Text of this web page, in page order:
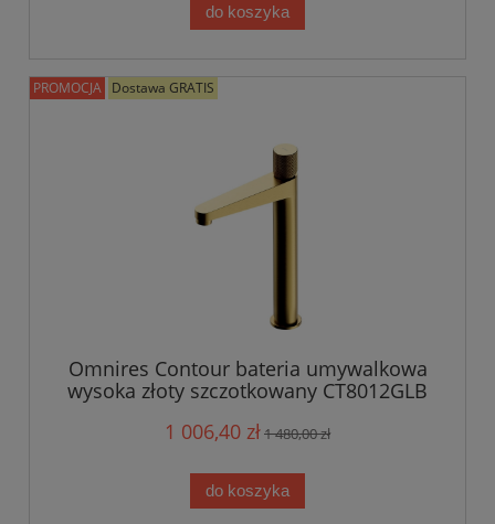
do koszyka
Omnires Contour bateria umywalkowa
wysoka złoty szczotkowany CT8012GLB
1 006,40 zł1 480,00 zł
do koszyka
PROMOCJA Dostawa GRATIS